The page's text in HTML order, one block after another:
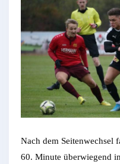
Nach dem Seitenwechsel
60. Minute überwiegend